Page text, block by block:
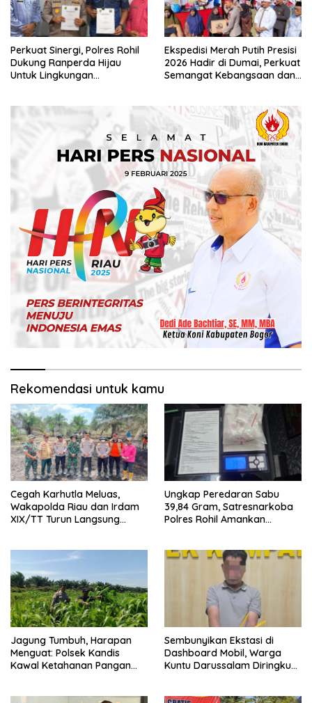
Perkuat Sinergi, Polres Rohil
Dukung Ranperda Hijau
Untuk Lingkungan
Ekspedisi Merah Putih Presisi
2026 Hadir di Dumai, Perkuat
Semangat Kebangsaan dan
Rekomendasi untuk kamu
Cegah Karhutla Meluas,
Wakapolda Riau dan Irdam
XIX/TT Turun Langsung
Ungkap Peredaran Sabu
39,84 Gram, Satresnarkoba
Polres Rohil Amankan
Jagung Tumbuh, Harapan
Menguat: Polsek Kandis
Kawal Ketahanan Pangan
Sembunyikan Ekstasi di
Dashboard Mobil, Warga
Kuntu Darussalam Diringkus